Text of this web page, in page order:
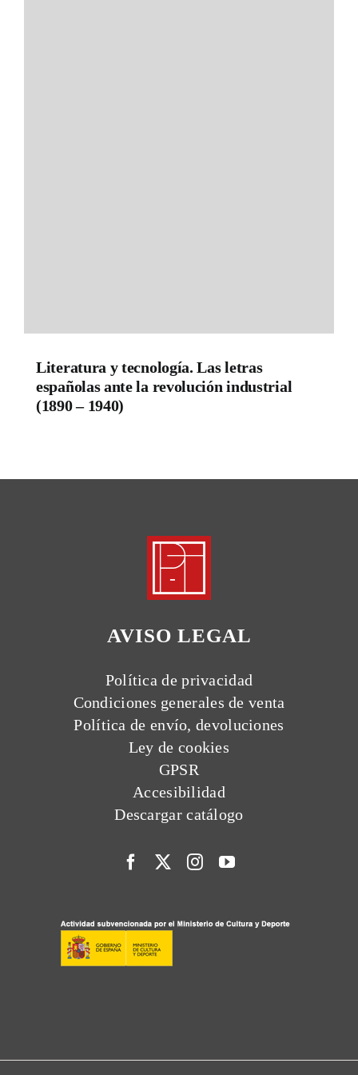
Literatura y tecnología. Las letras
españolas ante la revolución industrial
(1890 – 1940)
AVISO LEGAL
Política de privacidad
Condiciones generales de venta
Política de envío, devoluciones
Ley de cookies
GPSR
Accesibilidad
Descargar catálogo